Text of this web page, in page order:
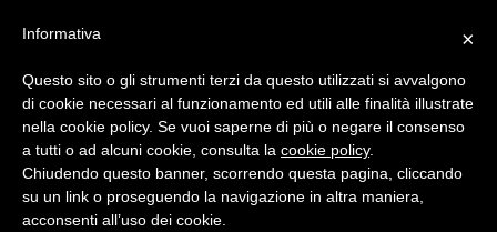
bimbi e viaggi - family travel blog: community #1 in
×
Informativa
Questo sito o gli strumenti terzi da questo utilizzati si avvalgono
di cookie necessari al funzionamento ed utili alle finalità illustrate
nella cookie policy. Se vuoi saperne di più o negare il consenso
a tutti o ad alcuni cookie, consulta la cookie policy.
Chiudendo questo banner, scorrendo questa pagina, cliccando
su un link o proseguendo la navigazione in altra maniera,
acconsenti all’uso dei cookie.